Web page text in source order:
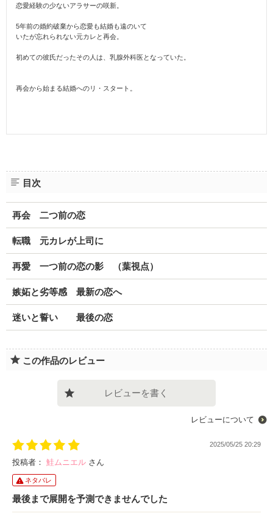
恋愛経験の少ないアラサーの咲新。
5年前の婚約破棄から恋愛も結婚も遠のいて
いたが忘れられない元カレと再会。
初めての彼氏だったその人は、乳腺外科医となっていた。
再会から始まる結婚へのリ・スタート。
目次
再会 二つ前の恋
転職 元カレが上司に
再愛 一つ前の恋の影 （葉視点）
嫉妬と劣等感 最新の恋へ
迷いと誓い 最後の恋
この作品のレビュー
レビューを書く
レビューについて
2025/05/25 20:29
投稿者： 鮭ムニエル さん
ネタバレ
最後まで展開を予測できませんでした